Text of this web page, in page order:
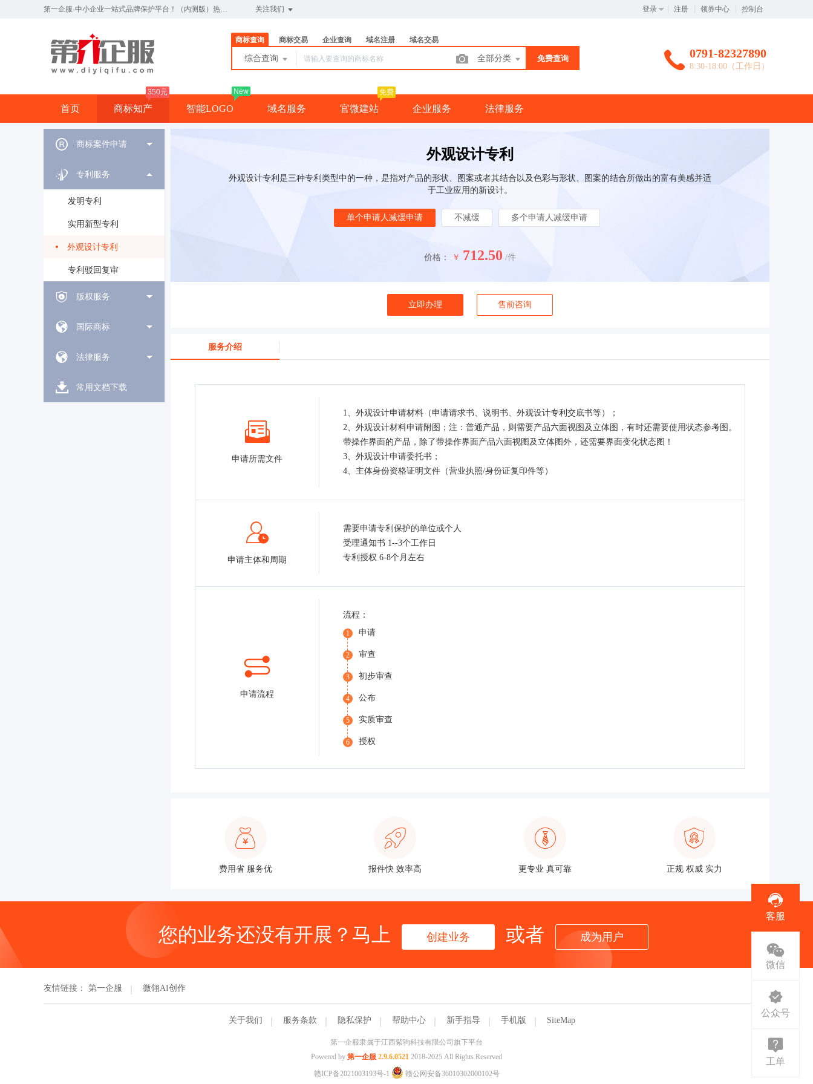
第一企服-中小企业一站式品牌保护平台！（内测版）热线：0791-82327890 关注我们 登录 注册 领券中心 控制台
商标查询 商标交易 企业查询 域名注册 域名交易
综合查询 全部分类 免费查询 0791-82327890
8:30-18:00（工作日）
首页 商标知产
350元
智能LOGO
New
域名服务 官微建站
免费
企业服务 法律服务
商标案件申请
专利服务
发明专利
实用新型专利
外观设计专利
专利驳回复审
版权服务
国际商标
法律服务
常用文档下载
外观设计专利
外观设计专利是三种专利类型中的一种，是指对产品的形状、图案或者其结合以及色彩与形状、图案的结合所做出的富有美感并适
于工业应用的新设计。
单个申请人减缓申请 不减缓 多个申请人减缓申请
价格： ￥ 712.50 /件
立即办理 售前咨询
服务介绍
申请所需文件
1、外观设计申请材料（申请请求书、说明书、外观设计专利交底书等）；
2、外观设计材料申请附图；注：普通产品，则需要产品六面视图及立体图，有时还需要使用状态参考图。
带操作界面的产品，除了带操作界面产品六面视图及立体图外，还需要界面变化状态图！
3、外观设计申请委托书；
4、主体身份资格证明文件（营业执照/身份证复印件等）
申请主体和周期
需要申请专利保护的单位或个人
受理通知书 1--3个工作日
专利授权 6-8个月左右
申请流程
流程：
1 申请
2 审查
3 初步审查
4 公布
5 实质审查
6 授权
费用省 服务优 报件快 效率高 更专业 真可靠 正规 权威 实力
您的业务还没有开展？马上 创建业务 或者 成为用户
友情链接： 第一企服 微翎AI创作
关于我们 服务条款 隐私保护 帮助中心 新手指导 手机版 SiteMap
第一企服隶属于江西紫驹科技有限公司旗下平台
Powered by 第一企服 2.9.6.0521 2018-2025 All Rights Reserved
赣ICP备2021003193号-1
赣公网安备36010302000102号
客服
微信
公众号
工单